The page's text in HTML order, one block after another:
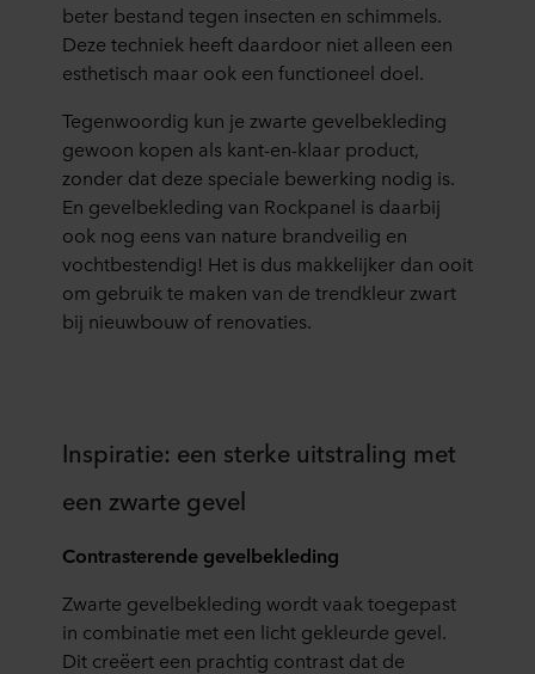
beter bestand tegen insecten en schimmels.
Deze techniek heeft daardoor niet alleen een
esthetisch maar ook een functioneel doel.
Tegenwoordig kun je zwarte gevelbekleding
gewoon kopen als kant-en-klaar product,
zonder dat deze speciale bewerking nodig is.
En gevelbekleding van Rockpanel is daarbij
ook nog eens van nature brandveilig en
vochtbestendig! Het is dus makkelijker dan ooit
om gebruik te maken van de trendkleur zwart
bij nieuwbouw of renovaties.
Inspiratie: een sterke uitstraling met
een zwarte gevel
Contrasterende gevelbekleding
Zwarte gevelbekleding wordt vaak toegepast
in combinatie met een licht gekleurde gevel.
Dit creëert een prachtig contrast dat de